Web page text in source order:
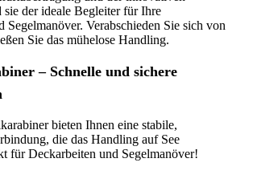
sie der ideale Begleiter für Ihre
Segelmanöver. Verabschieden Sie sich von
Sie das mühelose Handling.
– Schnelle und sichere
bieten Ihnen eine stabile,
die das Handling auf See
für Deckarbeiten und Segelmanöver!